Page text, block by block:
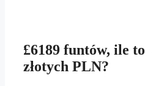
£6189 funtów, ile to
złotych PLN?